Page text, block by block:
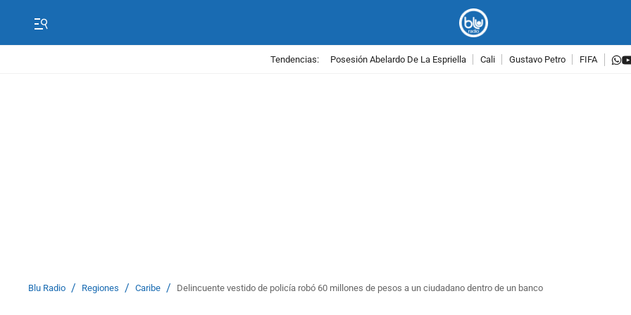
Tendencias: Posesión Abelardo De La Espriella Cali Gustavo Petro FIFA
Blu Radio / Regiones / Caribe / Delincuente vestido de policía robó 60 millones de pesos a un ciudadano dentro de un banco